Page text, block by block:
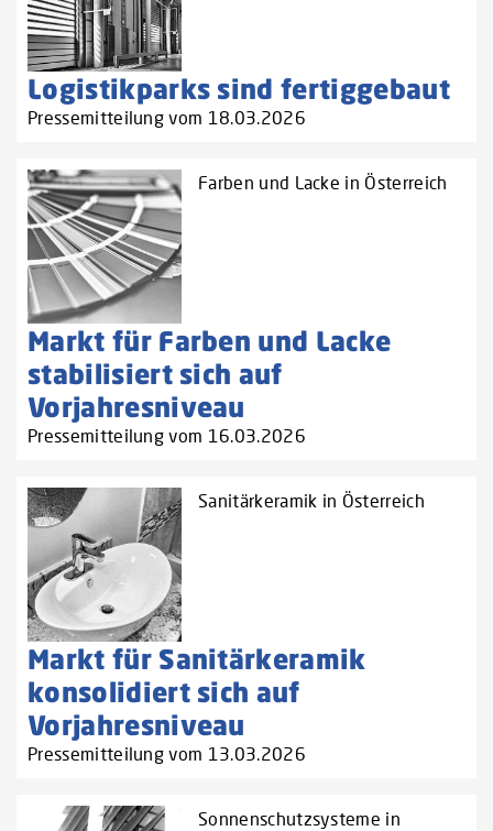
Logistikparks sind fertiggebaut
Pressemitteilung vom 18.03.2026
Farben und Lacke in Österreich
Markt für Farben und Lacke
stabilisiert sich auf
Vorjahresniveau
Pressemitteilung vom 16.03.2026
Sanitärkeramik in Österreich
Markt für Sanitärkeramik
konsolidiert sich auf
Vorjahresniveau
Pressemitteilung vom 13.03.2026
Sonnenschutzsysteme in